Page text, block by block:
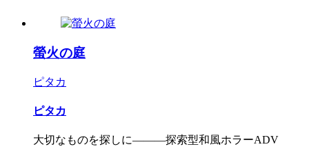
螢火の庭
ピタカ
ピタカ
大切なものを探しに―――探索型和風ホラーADV